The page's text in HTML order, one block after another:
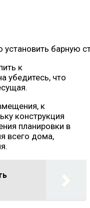
барную
к
убедитесь, что
к
конструкция
планировки в
всего дома,